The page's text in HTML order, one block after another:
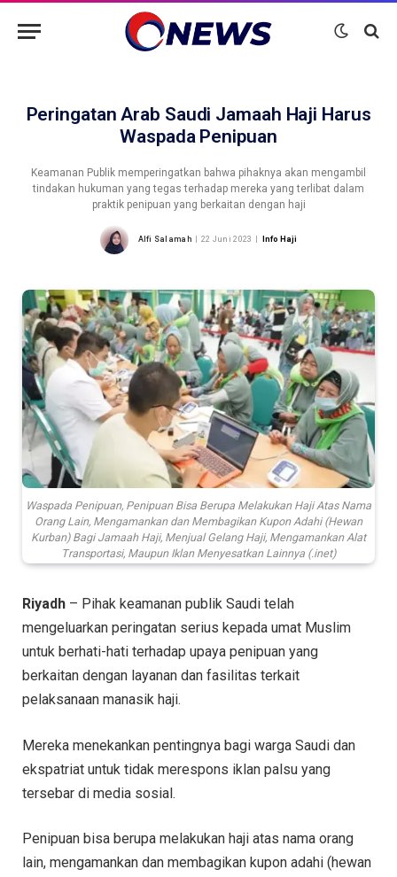
Peringatan Arab Saudi Jamaah Haji Harus
Waspada Penipuan
Keamanan Publik memperingatkan bahwa pihaknya akan mengambil
tindakan hukuman yang tegas terhadap mereka yang terlibat dalam
praktik penipuan yang berkaitan dengan haji
Alfi Salamah 22 Juni 2023 Info Haji
Waspada Penipuan, Penipuan Bisa Berupa Melakukan Haji Atas Nama
Orang Lain, Mengamankan dan Membagikan Kupon Adahi (Hewan
Kurban) Bagi Jamaah Haji, Menjual Gelang Haji, Mengamankan Alat
Transportasi, Maupun Iklan Menyesatkan Lainnya (.inet)
Riyadh – Pihak keamanan publik Saudi telah
mengeluarkan peringatan serius kepada umat Muslim
untuk berhati-hati terhadap upaya penipuan yang
berkaitan dengan layanan dan fasilitas terkait
pelaksanaan manasik haji.
Mereka menekankan pentingnya bagi warga Saudi dan
ekspatriat untuk tidak merespons iklan palsu yang
tersebar di media sosial.
Penipuan bisa berupa melakukan haji atas nama orang
lain, mengamankan dan membagikan kupon adahi (hewan